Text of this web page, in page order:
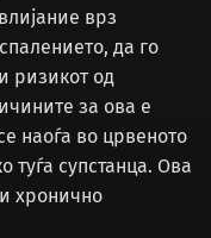
врз
да го
ризикот од
за ова е
наоѓа во црвеното
туѓа супстанца. Ова
хронично